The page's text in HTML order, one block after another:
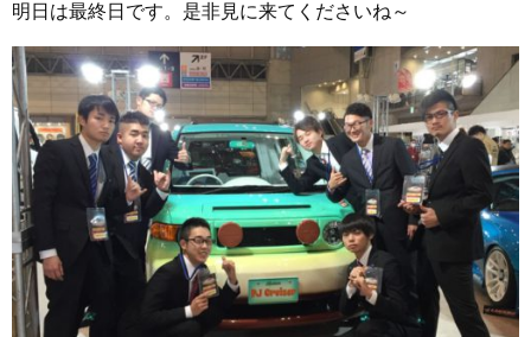
明日は最終日です。是非見に来てくださいね～